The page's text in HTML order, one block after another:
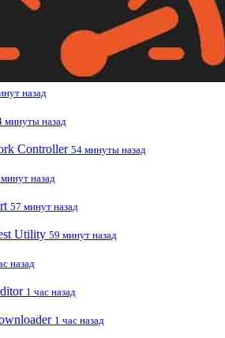
назад
минуты назад
Controller 54 минуты назад
назад
57 минут назад
Utility 59 минут назад
назад
1 час назад
1 час назад